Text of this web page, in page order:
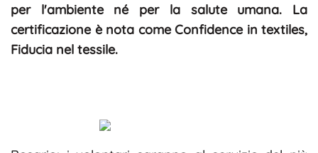
per l'ambiente né per la salute umana. La
certificazione è nota come Confidence in textiles,
Fiducia nel tessile.